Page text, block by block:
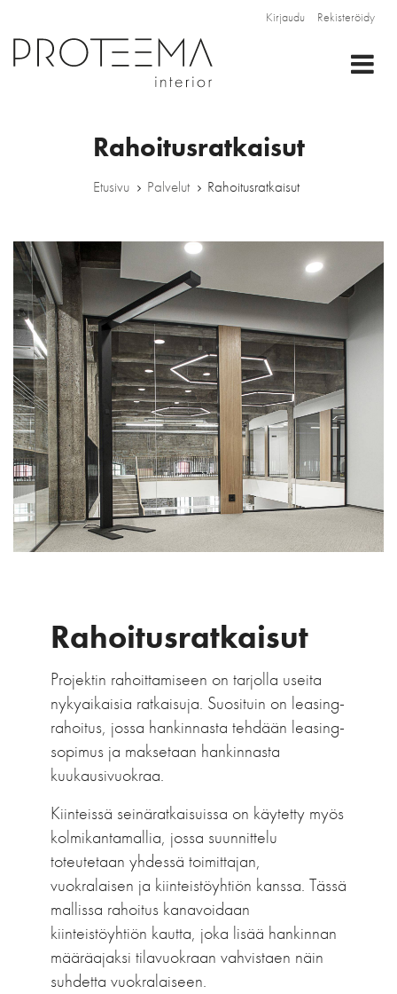
Kirjaudu Rekisteröidy
Salasana
Sähköpostiosoite*
Puhelinnumero
Yritys
Viesti*
Salasana*
Vahvista salasana*
Rahoitusratkaisut
Etusivu Palvelut Rahoitusratkaisut
Rahoitusratkaisut
Projektin rahoittamiseen on tarjolla useita
nykyaikaisia ratkaisuja. Suosituin on leasing-
rahoitus, jossa hankinnasta tehdään leasing-
sopimus ja maksetaan hankinnasta
kuukausivuokraa.
Kiinteissä seinäratkaisuissa on käytetty myös
kolmikantamallia, jossa suunnittelu
toteutetaan yhdessä toimittajan,
vuokralaisen ja kiinteistöyhtiön kanssa. Tässä
mallissa rahoitus kanavoidaan
kiinteistöyhtiön kautta, joka lisää hankinnan
määräajaksi tilavuokraan vahvistaen näin
suhdetta vuokralaiseen.